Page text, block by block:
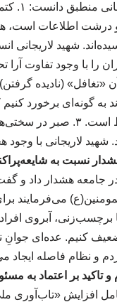
درشت اطلاعات است،
را با وجود تفاوت
(نادیده گرفتن)
به گونه‌ای برخورد
سازشکارند؛ این غلط
شهید لاریجانی با
نسبت به
جامعه هشدار داد و
می‌فرمایند
آبروی افراد
کنیم. عده‌ای جوانِ
و نظام فاصله
بر اعتماد به
افزایش «تاب‌آوری